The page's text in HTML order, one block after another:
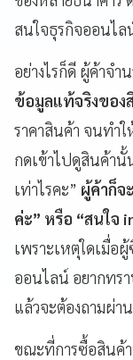
สนใจธุรกิจออนไ
อย่างไรก็ดี ผู้ค้าจ
ข้อมูลแท้จริงของ
ราคาสินค้า จนทำ
กดเข้าไปดูสินค้านั้
เท่าไรคะ” ผู้ค้าก็จ
ค่ะ” หรือ “สนใจ
เพราะเหตุใดเมื่อ
ออนไลน์ อยากทร
แล้วจะต้องถามผ่า
ขณะที่การซื้อสินค้